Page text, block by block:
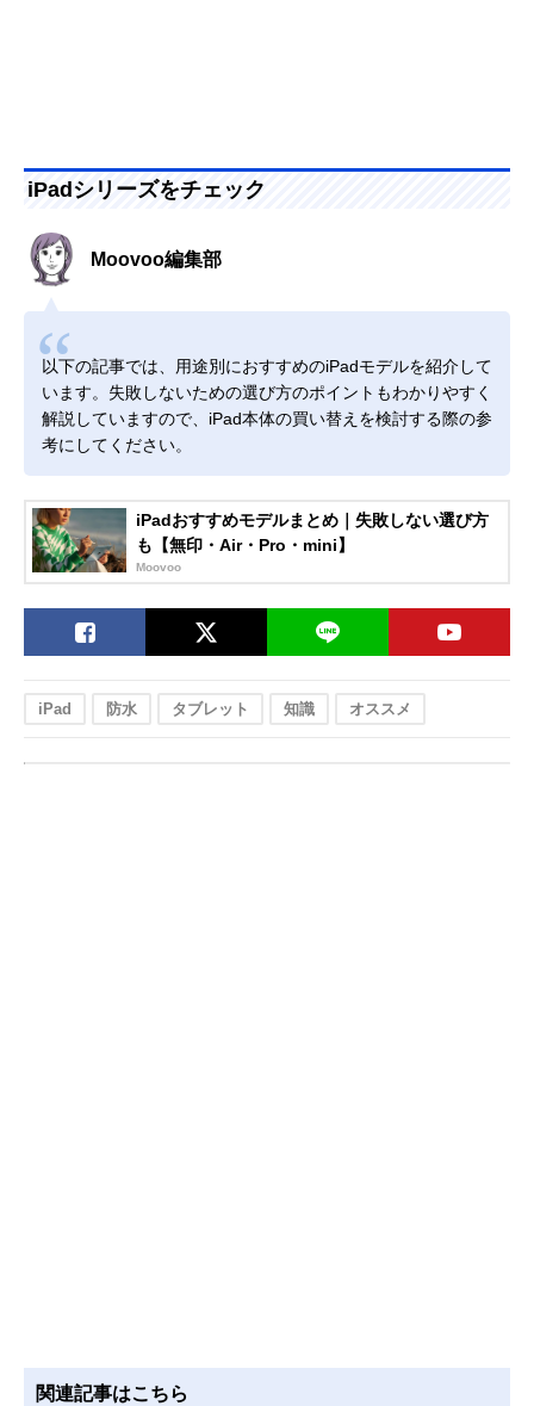
iPadシリーズをチェック
Moovoo編集部
以下の記事では、用途別におすすめのiPadモデルを紹介して
います。失敗しないための選び方のポイントもわかりやすく
解説していますので、iPad本体の買い替えを検討する際の参
考にしてください。
iPadおすすめモデルまとめ｜失敗しない選び方
も【無印・Air・Pro・mini】
Moovoo
iPad 防水 タブレット 知識 オススメ
関連記事はこちら